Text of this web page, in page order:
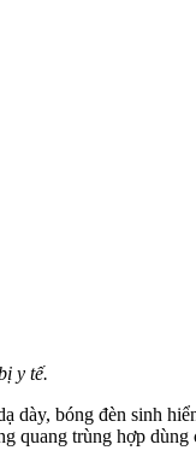
y tế.
dày, bóng đèn sinh
quang trùng hợp